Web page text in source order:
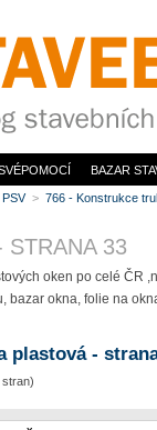
STRANA 33
oken po celé ČR
bazar okna, folie na
plastová -
BAZAR
> 766 - Konstrukce